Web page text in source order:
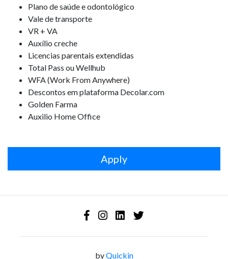
Plano de saúde e odontológico
Vale de transporte
VR + VA
Auxílio creche
Licencias parentais extendidas
Total Pass ou Wellhub
WFA (Work From Anywhere)
Descontos em plataforma Decolar.com
Golden Farma
Auxilio Home Office
Apply
byQuickin